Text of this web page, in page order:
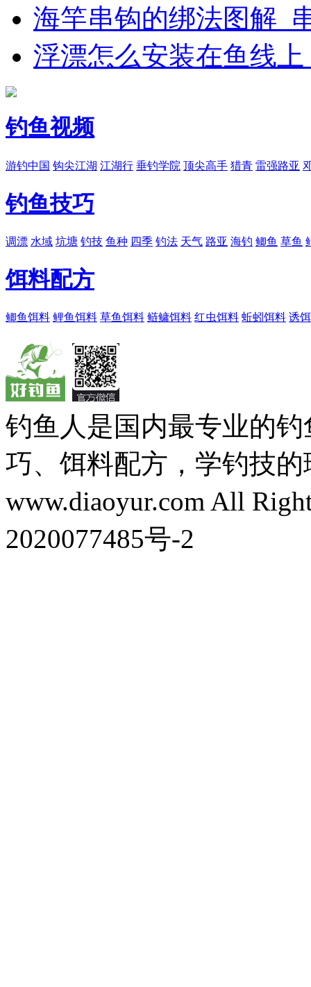
海竿串钩的绑法图解_
浮漂怎么安装在鱼线
钓鱼视频
游钓中国 钩尖江湖 江湖行 垂钓学院 顶尖高手 猎青 雷强路亚
钓鱼技巧
调漂 水域 坑塘 钓技 鱼种 四季 钓法 天气 路亚 海钓 鲫鱼 草鱼
饵料配方
鲫鱼饵料 鲤鱼饵料 草鱼饵料 鲢鳙饵料 红虫饵料 蚯蚓饵料 诱
钓鱼人是国内最专业的
巧、饵料配方，学钓技
www.diaoyur.com All
2020077485号-2